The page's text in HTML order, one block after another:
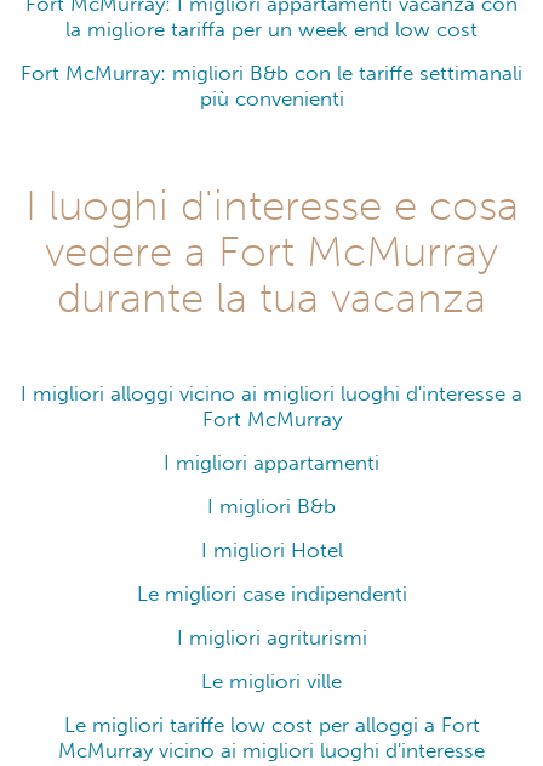
la migliore tariffa per un week end low cost
Fort McMurray: migliori B&b con le tariffe settimanali
più convenienti
I luoghi d'interesse e cosa
vedere a Fort McMurray
durante la tua vacanza
I migliori alloggi vicino ai migliori luoghi d'interesse a
Fort McMurray
I migliori appartamenti
I migliori B&b
I migliori Hotel
Le migliori case indipendenti
I migliori agriturismi
Le migliori ville
Le migliori tariffe low cost per alloggi a Fort
McMurray vicino ai migliori luoghi d'interesse